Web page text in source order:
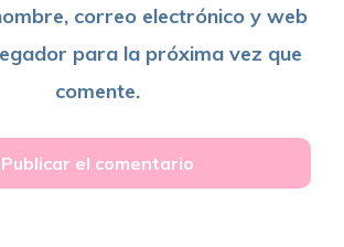
correo electrónico y web
para la próxima vez que
comente.